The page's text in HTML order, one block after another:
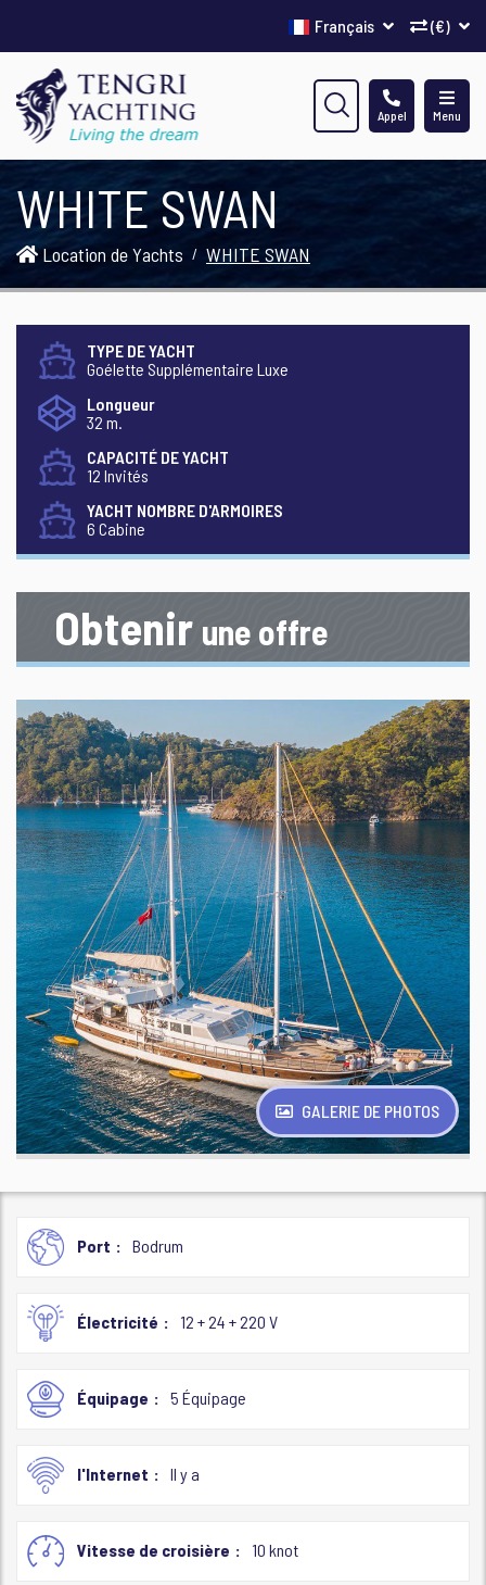
(€)
Français
Menu
Appel
WHITE SWAN
Location de Yachts WHITE SWAN
TYPE DE YACHT
Goélette Supplémentaire Luxe
Longueur
32 m.
CAPACITÉ DE YACHT
12 Invités
YACHT NOMBRE D'ARMOIRES
6 Cabine
Obtenir une offre
GALERIE DE PHOTOS
Port Bodrum
Électricité 12 + 24 + 220 V
Équipage 5 Équipage
l'Internet Il y a
Vitesse de croisière 10 knot